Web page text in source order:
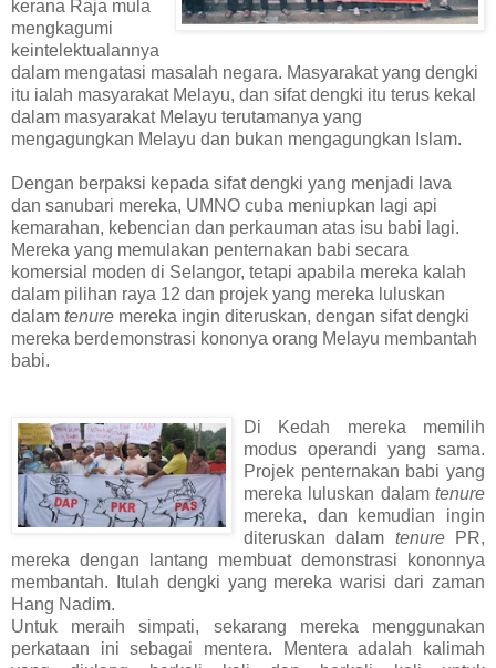
kerana Raja mula
mengkagumi
keintelektualannya
dalam mengatasi masalah negara. Masyarakat yang dengki
itu ialah masyarakat Melayu, dan sifat dengki itu terus kekal
dalam masyarakat Melayu terutamanya yang
mengagungkan Melayu dan bukan mengagungkan Islam.
Dengan berpaksi kepada sifat dengki yang menjadi lava
dan sanubari mereka, UMNO cuba meniupkan lagi api
kemarahan, kebencian dan perkauman atas isu babi lagi.
Mereka yang memulakan penternakan babi secara
komersial moden di Selangor, tetapi apabila mereka kalah
dalam pilihan raya 12 dan projek yang mereka luluskan
dalam tenure mereka ingin diteruskan, dengan sifat dengki
mereka berdemonstrasi kononya orang Melayu membantah
babi.
Di Kedah mereka memilih
modus operandi yang sama.
Projek penternakan babi yang
mereka luluskan dalam tenure
mereka, dan kemudian ingin
diteruskan dalam tenurePR,
mereka dengan lantang membuat demonstrasi kononnya
membantah. Itulah dengki yang mereka warisi dari zaman
Hang Nadim.
Untuk meraih simpati, sekarang mereka menggunakan
perkataan ini sebagai mentera. Mentera adalah kalimah